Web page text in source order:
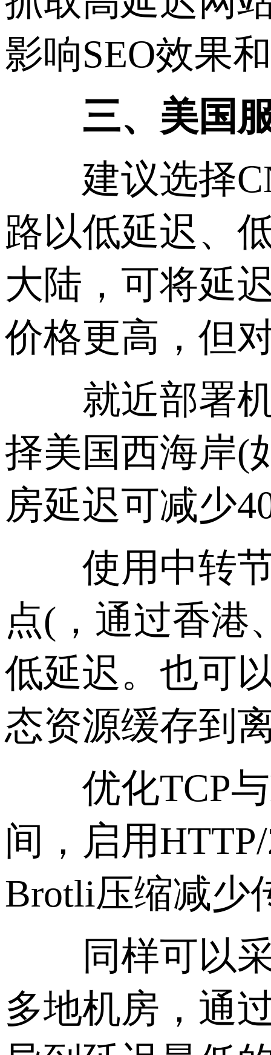
影响SEO效果
三、美国服
建议选择
路以低延迟、
大陆，可将延
价格更高，但
就近部署机
择美国西海岸(
房延迟可减少
使用中转节
点(，通过香港
低延迟。也可
态资源缓存到
优化TCP与
间，启用
Brotli压缩减少
同样可以采
多地机房，通